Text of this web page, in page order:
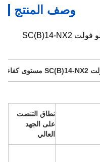
وصف المنتج
محول التوزيع من النوع الجاف 20 كيلو فولت SC(B)14-NX2
نطاق التنصت
على الجهد
العالي